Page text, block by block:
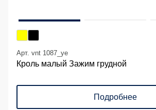
Арт. vnt 1087_ye
Кроль малый Зажим грудной
Подробнее